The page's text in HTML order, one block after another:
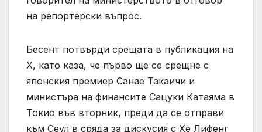
на репортерски въпрос.
Бесент потвърди срещата в публикация на
X, като каза, че първо ще се срещне с
японския премиер Санае Такаичи и
министъра на финансите Сацуки Катаяма в
Токио във вторник, преди да се отправи
към Сеул в сряда за дискусия с Хе Лифенг